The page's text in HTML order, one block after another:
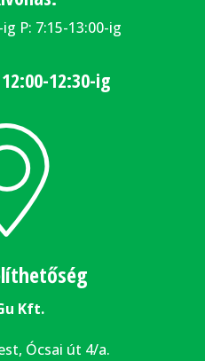
P: 7:15-13:00-ig
12:30-ig
Kft.
Ócsai út 4/a.